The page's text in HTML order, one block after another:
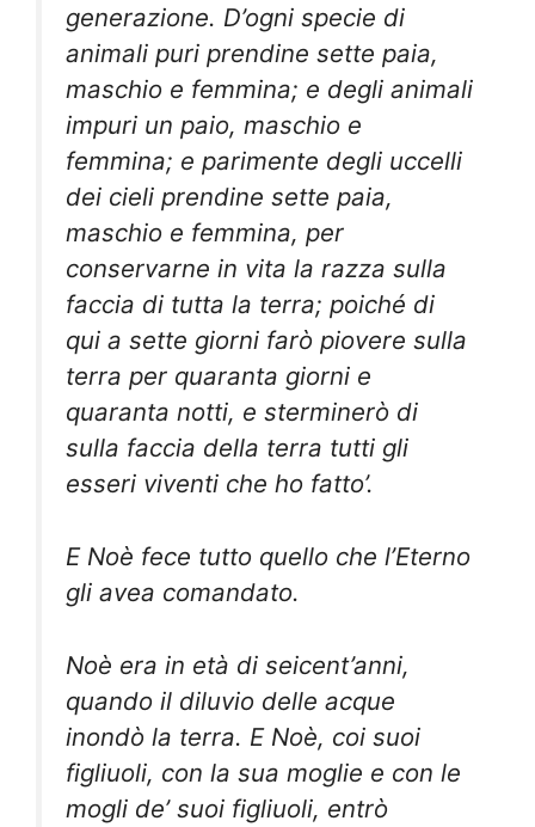
generazione. D’ogni specie di
animali puri prendine sette paia,
maschio e femmina; e degli animali
impuri un paio, maschio e
femmina; e parimente degli uccelli
dei cieli prendine sette paia,
maschio e femmina, per
conservarne in vita la razza sulla
faccia di tutta la terra; poiché di
qui a sette giorni farò piovere sulla
terra per quaranta giorni e
quaranta notti, e sterminerò di
sulla faccia della terra tutti gli
esseri viventi che ho fatto’.
E Noè fece tutto quello che l’Eterno
gli avea comandato.
Noè era in età di seicent’anni,
quando il diluvio delle acque
inondò la terra. E Noè, coi suoi
figliuoli, con la sua moglie e con le
mogli de’ suoi figliuoli, entrò